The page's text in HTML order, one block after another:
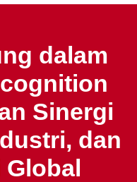
dalam
Sinergi
dan